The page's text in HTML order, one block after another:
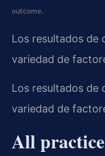
outcome.
Los resultados de
variedad de
Los resultados de
variedad de
All